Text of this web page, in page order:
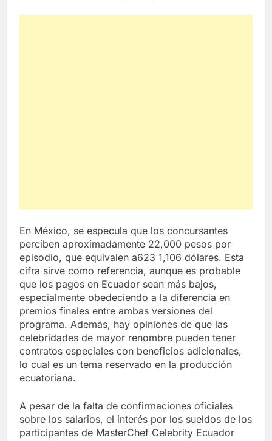
En México, se especula que los concursantes
perciben aproximadamente 22,000 pesos por
episodio, que equivalen a623 1,106 dólares. Esta
cifra sirve como referencia, aunque es probable
que los pagos en Ecuador sean más bajos,
especialmente obedeciendo a la diferencia en
premios finales entre ambas versiones del
programa. Además, hay opiniones de que las
celebridades de mayor renombre pueden tener
contratos especiales con beneficios adicionales,
lo cual es un tema reservado en la producción
ecuatoriana.
A pesar de la falta de confirmaciones oficiales
sobre los salarios, el interés por los sueldos de los
participantes de MasterChef Celebrity Ecuador